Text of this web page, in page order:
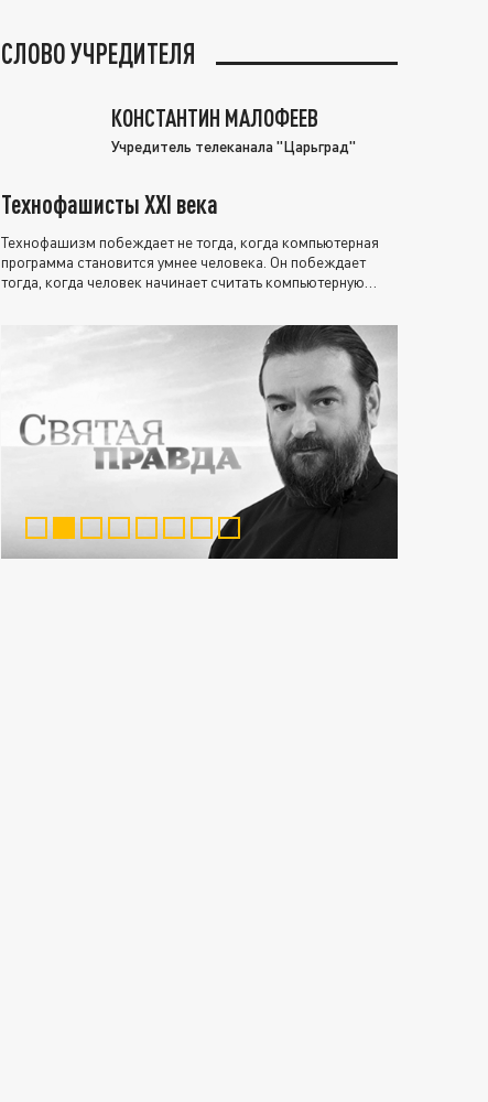
СЛОВО УЧРЕДИТЕЛЯ
КОНСТАНТИН МАЛОФЕЕВ
Учредитель телеканала "Царьград"
Технофашисты XXI века
Технофашизм побеждает не тогда, когда компьютерная
программа становится умнее человека. Он побеждает
тогда, когда человек начинает считать компьютерную